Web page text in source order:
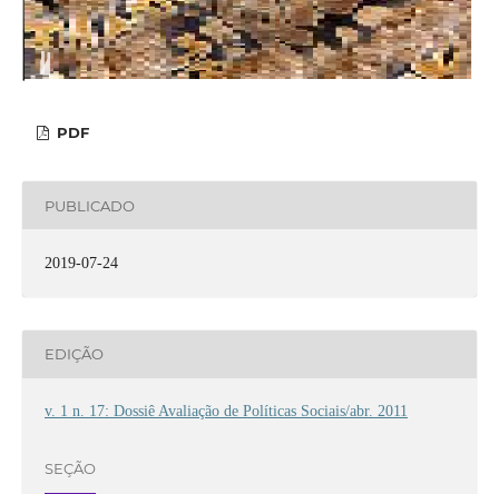
PDF
PUBLICADO
2019-07-24
EDIÇÃO
v. 1 n. 17: Dossiê Avaliação de Políticas Sociais/abr. 2011
SEÇÃO